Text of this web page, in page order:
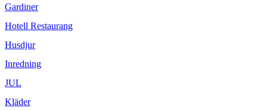
Gardiner
Hotell Restaurang
Husdjur
Inredning
JUL
Kläder